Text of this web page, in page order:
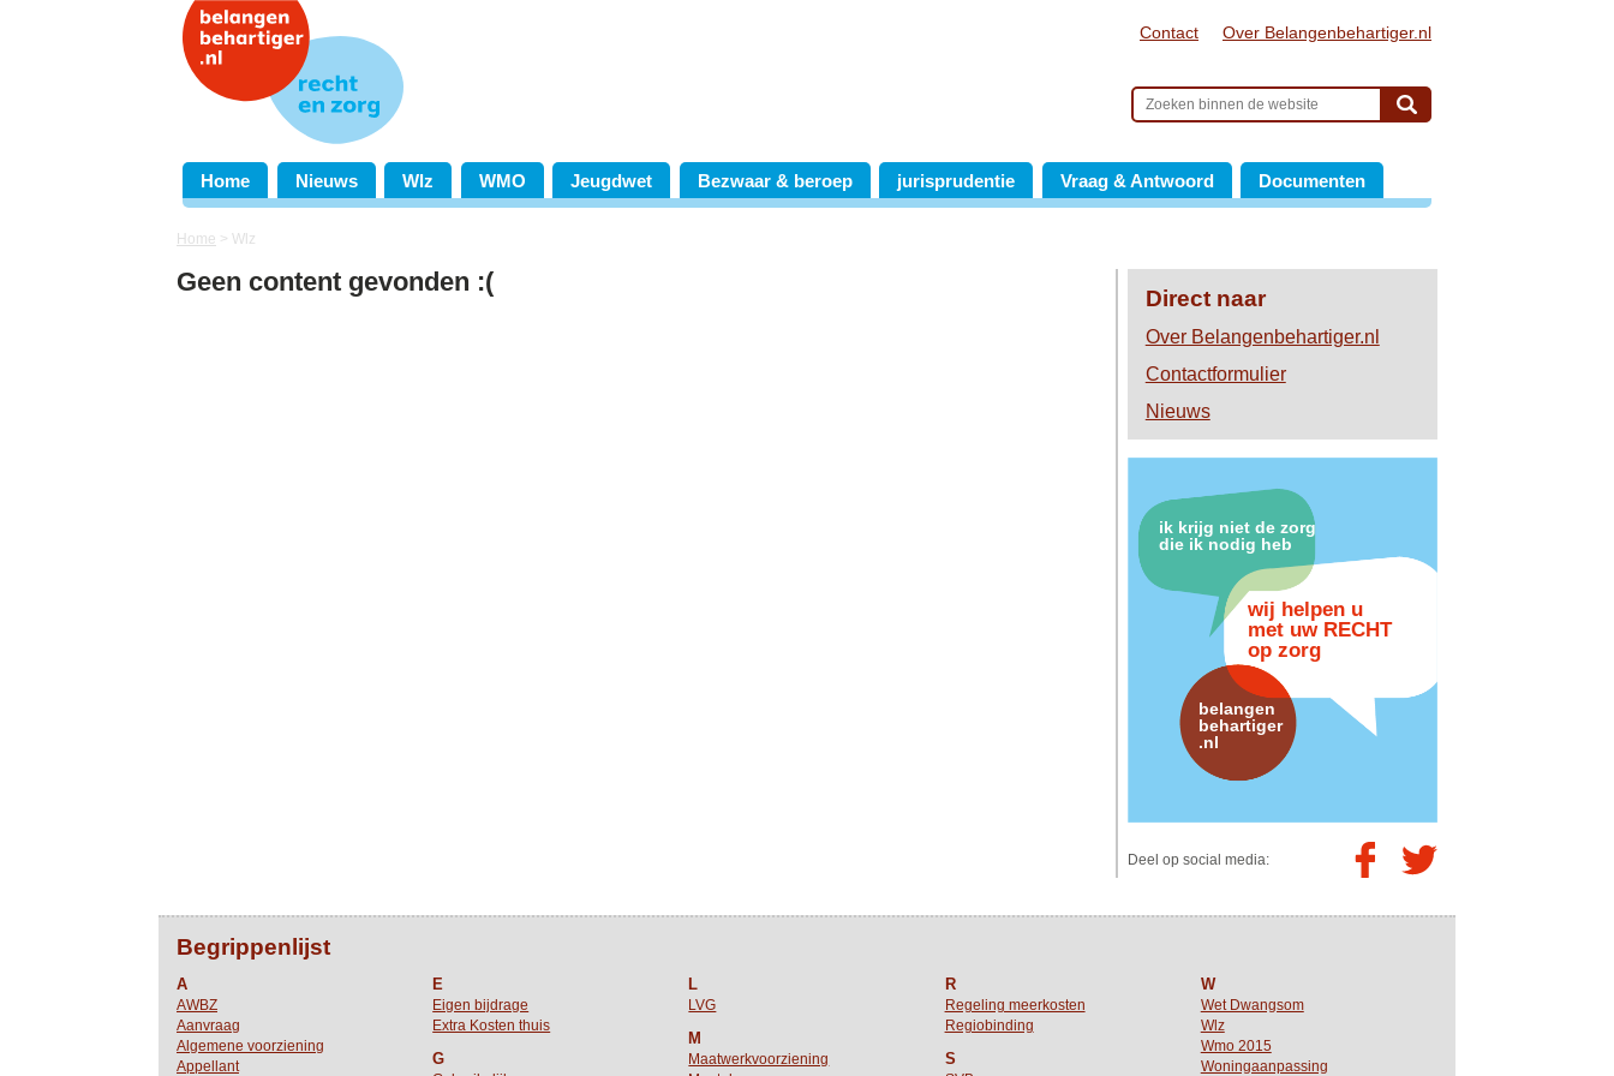
Contact Over Belangenbehartiger.nl
Home Nieuws Wlz WMO Jeugdwet Bezwaar & beroep jurisprudentie Vraag & Antwoord Documenten
Home > Wlz
Geen content gevonden :(
Direct naar
Over Belangenbehartiger.nl
Contactformulier
Nieuws
ik krijg niet de zorg
die ik nodig heb
wij helpen u
met uw RECHT
op zorg
belangen
behartiger
.nl
Deel op social media:
Begrippenlijst
A
AWBZ
Aanvraag
Algemene voorziening
Appellant
E
Eigen bijdrage
Extra Kosten thuis
G
L
LVG
M
Maatwerkvoorziening
R
Regeling meerkosten
Regiobinding
S
W
Wet Dwangsom
Wlz
Wmo 2015
Woningaanpassing